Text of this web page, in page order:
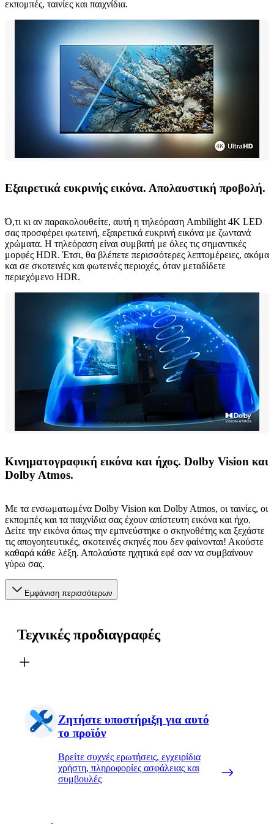
εκπομπές, ταινίες και παιχνίδια.
Εξαιρετικά ευκρινής εικόνα. Απολαυστική προβολή.
Ό,τι κι αν παρακολουθείτε, αυτή η τηλεόραση Ambilight 4K LED
σας προσφέρει φωτεινή, εξαιρετικά ευκρινή εικόνα με ζωντανά
χρώματα. Η τηλεόραση είναι συμβατή με όλες τις σημαντικές
μορφές HDR. Έτσι, θα βλέπετε περισσότερες λεπτομέρειες, ακόμα
και σε σκοτεινές και φωτεινές περιοχές, όταν μεταδίδετε
περιεχόμενο HDR.
Κινηματογραφική εικόνα και ήχος. Dolby Vision και
Dolby Atmos.
Με τα ενσωματωμένα Dolby Vision και Dolby Atmos, οι ταινίες, οι
εκπομπές και τα παιχνίδια σας έχουν απίστευτη εικόνα και ήχο.
Δείτε την εικόνα όπως την εμπνεύστηκε ο σκηνοθέτης και ξεχάστε
τις απογοητευτικές, σκοτεινές σκηνές που δεν φαίνονται! Ακούστε
καθαρά κάθε λέξη. Απολαύστε ηχητικά εφέ σαν να συμβαίνουν
γύρω σας.
Εμφάνιση περισσότερων
Τεχνικές προδιαγραφές
Ζητήστε υποστήριξη για αυτό
το προϊόν
Βρείτε συχνές ερωτήσεις, εγχειρίδια
χρήστη, πληροφορίες ασφάλειας και
συμβουλές